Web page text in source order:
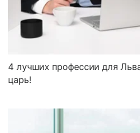
4 лучших профессии для
царь!